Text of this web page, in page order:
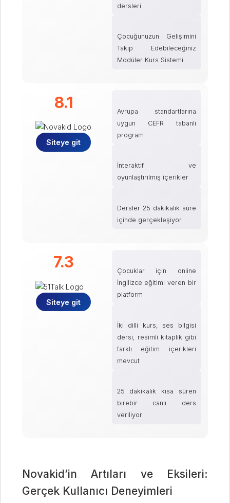
dersleri
Çocuğunuzun Gelişimini
Takip Edebileceğiniz
Modüler Kurs Sistemi
8.1
Siteye git
Avrupa standartlarına
uygun CEFR tabanlı
program
İnteraktif ve
oyunlaştırılmış içerikler
Dersler 25 dakikalık süre
içinde gerçekleşiyor
7.3
Siteye git
Çocuklar için online
İngilizce eğitimi veren bir
platform
İki dilli kurs, ses bilgisi
dersi, resimli kitaplık gibi
farklı eğitim içerikleri
mevcut
25 dakikalık kısa süren
birebir canlı ders
veriliyor
Novakid’in Artıları ve Eksileri:
Gerçek Kullanıcı Deneyimleri